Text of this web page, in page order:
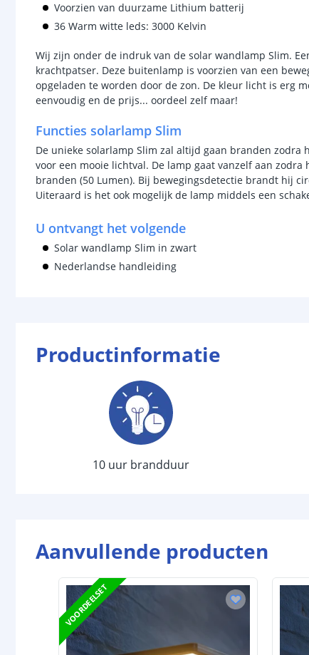
Voorzien van duurzame Lithium batterij
36 Warm witte leds: 3000 Kelvin
Wij zijn onder de indruk van de solar wandlamp Slim.
krachtpatser. Deze buitenlamp is voorzien van een
opgeladen te worden door de zon. De kleur licht is erg
eenvoudig en de prijs... oordeel zelf maar!
Functies solarlamp Slim
De unieke solarlamp Slim zal altijd gaan branden
voor een mooie lichtval. De lamp gaat vanzelf aan
branden (50 Lumen). Bij bewegingsdetectie brandt hij
Uiteraard is het ook mogelijk de lamp middels een
U ontvangt het volgende
Solar wandlamp Slim in zwart
Nederlandse handleiding
Productinformatie
10 uur brandduur
Aanvullende producten
VOORDEELSET